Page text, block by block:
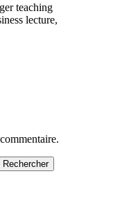
teaching
lecture,